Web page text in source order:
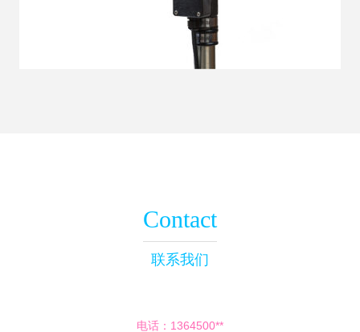
Contact
联系我们
电话：1364500**